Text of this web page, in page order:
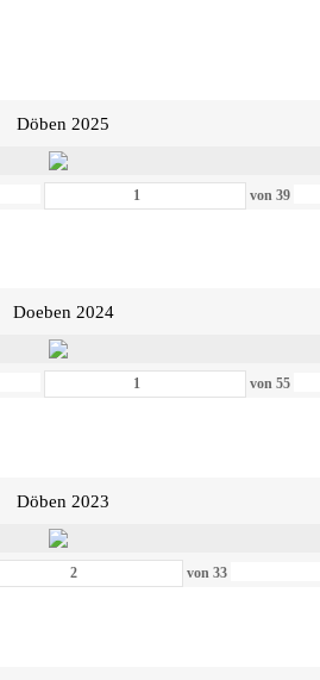
Döben 2025
von39
Doeben 2024
von55
Döben 2023
von33